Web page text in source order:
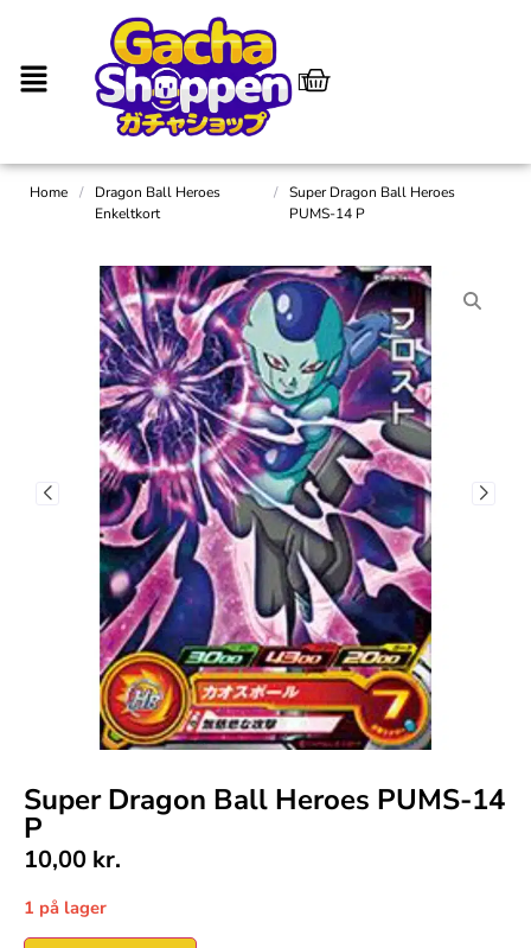
Home /
Dragon Ball Heroes
Enkeltkort
/
Super Dragon Ball Heroes
PUMS-14 P
Super Dragon Ball Heroes PUMS-14
P
10,00 kr.
1 på lager